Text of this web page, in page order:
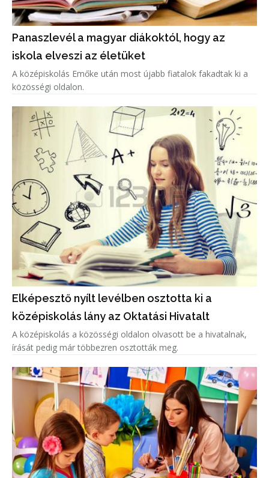
Panaszlevél a magyar diákoktól, hogy az
iskola elveszi az életüket
A középiskolás Emőke után most újabb fiatalok fakadtak ki a
közösségi oldalon.
Elképesztő nyílt levélben osztotta ki a
középiskolás lány az Oktatási Hivatalt
A középiskolás a közösségi oldalon olvasott be a hivatalnak,
írását pedig már többezren osztották meg.